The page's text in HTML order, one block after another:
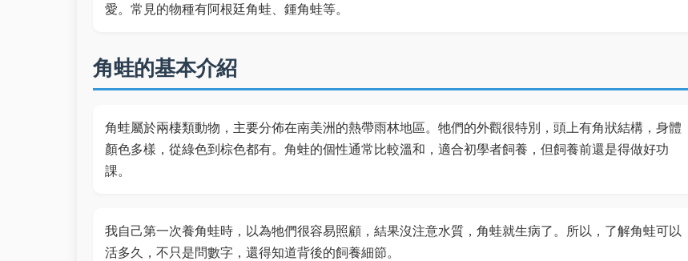
愛。常見的物種有阿根廷角蛙、鍾角蛙等。
角蛙的基本介紹
角蛙屬於兩棲類動物，主要分佈在南美洲的熱帶雨林地區。牠們的外觀很特別，頭上有角狀結構，身體
顏色多樣，從綠色到棕色都有。角蛙的個性通常比較溫和，適合初學者飼養，但飼養前還是得做好功
課。
我自己第一次養角蛙時，以為牠們很容易照顧，結果沒注意水質，角蛙就生病了。所以，了解角蛙可以
活多久，不只是問數字，還得知道背後的飼養細節。